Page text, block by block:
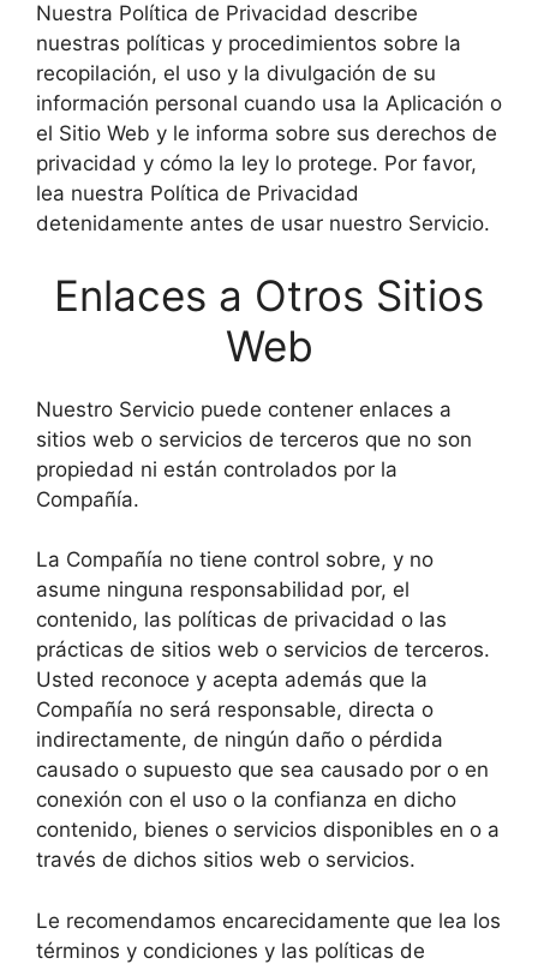
Nuestra Política de Privacidad describe
nuestras políticas y procedimientos sobre la
recopilación, el uso y la divulgación de su
información personal cuando usa la Aplicación o
el Sitio Web y le informa sobre sus derechos de
privacidad y cómo la ley lo protege. Por favor,
lea nuestra Política de Privacidad
detenidamente antes de usar nuestro Servicio.
Enlaces a Otros Sitios
Web
Nuestro Servicio puede contener enlaces a
sitios web o servicios de terceros que no son
propiedad ni están controlados por la
Compañía.
La Compañía no tiene control sobre, y no
asume ninguna responsabilidad por, el
contenido, las políticas de privacidad o las
prácticas de sitios web o servicios de terceros.
Usted reconoce y acepta además que la
Compañía no será responsable, directa o
indirectamente, de ningún daño o pérdida
causado o supuesto que sea causado por o en
conexión con el uso o la confianza en dicho
contenido, bienes o servicios disponibles en o a
través de dichos sitios web o servicios.
Le recomendamos encarecidamente que lea los
términos y condiciones y las políticas de